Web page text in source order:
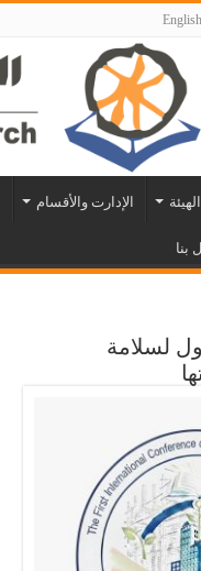
English
الإدارت والأقسام
بنا
لسلامة